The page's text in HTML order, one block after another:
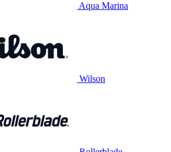
Aqua Marina
Wilson